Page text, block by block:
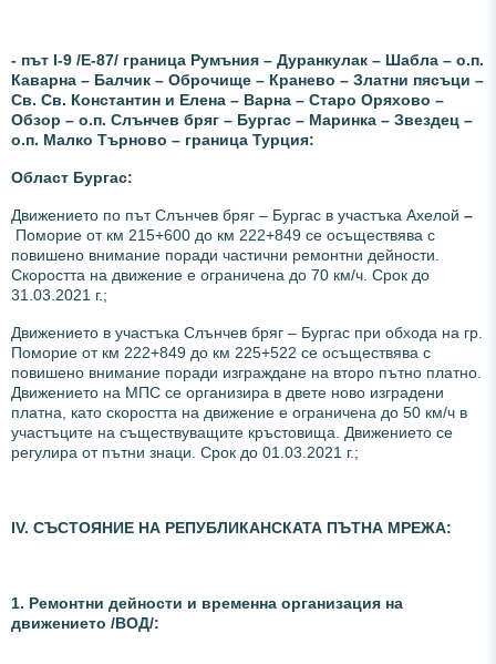
- път І-9 /Е-87/ граница Румъния – Дуранкулак – Шабла – о.п.
Каварна – Балчик – Оброчище – Кранево – Златни пясъци –
Св. Св. Константин и Елена – Варна – Старо Оряхово –
Обзор – о.п. Слънчев бряг – Бургас – Маринка – Звездец –
о.п. Малко Търново – граница Турция:
Област Бургас:
Движението по път Слънчев бряг – Бургас в участъка Ахелой –
Поморие от км 215+600 до км 222+849 се осъществява с
повишено внимание поради частични ремонтни дейности.
Скоростта на движение е ограничена до 70 км/ч. Срок до
31.03.2021 г.;
Движението в участъка Слънчев бряг – Бургас при обхода на гр.
Поморие от км 222+849 до км 225+522 се осъществява с
повишено внимание поради изграждане на второ пътно платно.
Движението на МПС се организира в двете ново изградени
платна, като скоростта на движение е ограничена до 50 км/ч в
участъците на съществуващите кръстовища. Движението се
регулира от пътни знаци. Срок до 01.03.2021 г.;
ІV. СЪСТОЯНИЕ НА РЕПУБЛИКАНСКАТА ПЪТНА МРЕЖА:
1. Ремонтни дейности и временна организация на
движението /ВОД/: